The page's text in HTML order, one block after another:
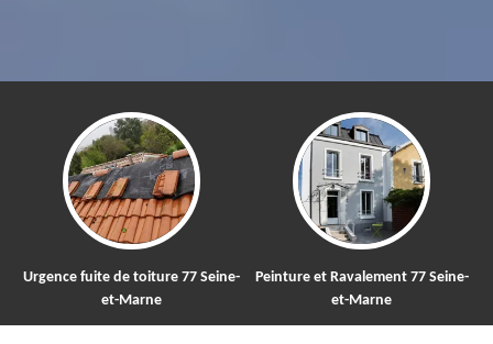
fuite de toiture 77 Seine-
et-Marne
Peinture et Ravalement 77 Seine-
et-Marne